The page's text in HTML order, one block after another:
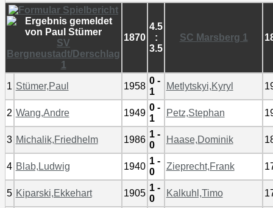
SV
Bergneustadt/Derschlag
1
1870
4.5
:
3.5
SC Marsberg 1
1 Stümer,Paul 1958
0 -
1
Metlytskyi,Kyryl
2 Wang,Andre 1949
0 -
1
Petz,Stephan
3 Michalik,Friedhelm 1986
1 -
0
Haase,Dominik
4 Blab,Ludwig 1940
1 -
0
Zieprecht,Frank
5 Kiparski,Ekkehart 1905
1 -
0
Kalkuhl,Timo